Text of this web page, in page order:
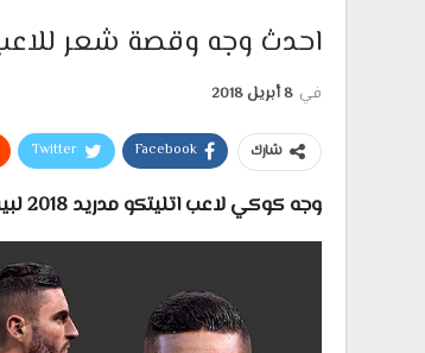
احدث وجه وقصة شعر للاعب
في 8 أبريل 2018
شارك Facebook
Twitter
وجه كوكي لاعب اتليتكو مدريد 2018 لبيس 13